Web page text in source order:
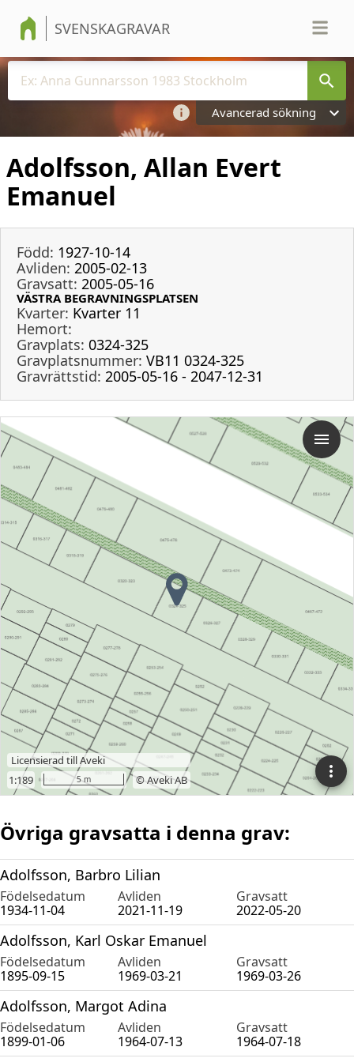
SVENSKAGRAVAR
Avancerad sökning
Adolfsson, Allan Evert
Emanuel
Född: 1927-10-14
Avliden: 2005-02-13
Gravsatt: 2005-05-16
VÄSTRA BEGRAVNINGSPLATSEN
Kvarter: Kvarter 11
Hemort:
Gravplats: 0324-325
Gravplatsnummer: VB11 0324-325
Gravrättstid: 2005-05-16 - 2047-12-31
Övriga gravsatta i denna grav:
Adolfsson, Barbro Lilian
Födelsedatum Avliden
Gravsatt
1934-11-04
2021-11-19 2022-05-20
Adolfsson, Karl Oskar Emanuel
Födelsedatum Avliden
Gravsatt
1895-09-15
1969-03-21 1969-03-26
Adolfsson, Margot Adina
Födelsedatum Avliden
Gravsatt
1899-01-06
1964-07-13 1964-07-18